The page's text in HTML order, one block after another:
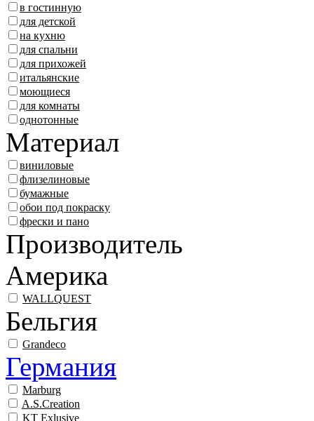
в гостинную
для детской
на кухню
для спальни
для прихожей
итальянские
моющиеся
для комнаты
однотонные
Материал
виниловые
флизелиновые
бумажные
обои под покраску
фрески и пано
Производитель
Америка
WALLQUEST
Бельгия
Grandeco
Германия
Marburg
A.S.Creation
KT Exlusive